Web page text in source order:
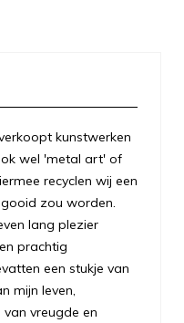
kunstwerken
wel 'metal art' of
recyclen wij een
zou worden.
lang plezier
prachtig
een stukje van
mijn leven,
vreugde en